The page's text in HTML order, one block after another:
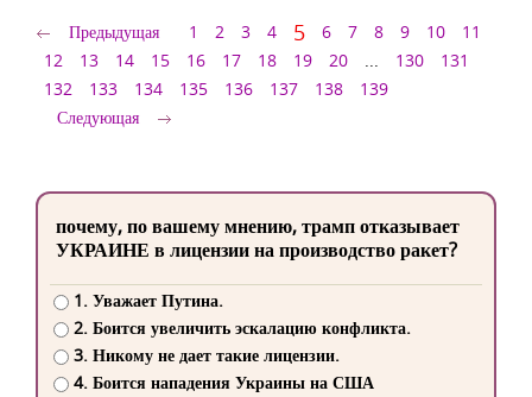
Предыдущая 1 2 3 4 5 6 7 8 9 10
11
12
13 14 15 16 17 18 19 20 ... 130
131
132
133 134 135 136 137 138
139
Следующая
почему, по вашему мнению, трамп отказывает
УКРАИНЕ в лицензии на производство ракет?
1. Уважает Путина.
2. Боится увеличить эскалацию конфликта.
3. Никому не дает такие лицензии.
4. Боится нападения Украины на США